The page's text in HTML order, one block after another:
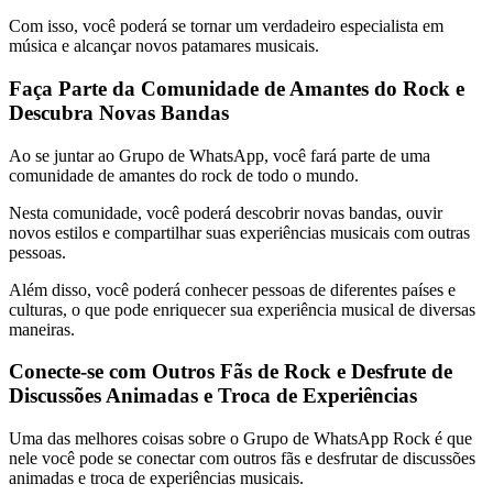
Com isso, você poderá se tornar um verdadeiro especialista em
música e alcançar novos patamares musicais.
Faça Parte da Comunidade de Amantes do Rock e
Descubra Novas Bandas
Ao se juntar ao Grupo de WhatsApp, você fará parte de uma
comunidade de amantes do rock de todo o mundo.
Nesta comunidade, você poderá descobrir novas bandas, ouvir
novos estilos e compartilhar suas experiências musicais com outras
pessoas.
Além disso, você poderá conhecer pessoas de diferentes países e
culturas, o que pode enriquecer sua experiência musical de diversas
maneiras.
Conecte-se com Outros Fãs de Rock e Desfrute de
Discussões Animadas e Troca de Experiências
Uma das melhores coisas sobre o Grupo de WhatsApp Rock é que
nele você pode se conectar com outros fãs e desfrutar de discussões
animadas e troca de experiências musicais.